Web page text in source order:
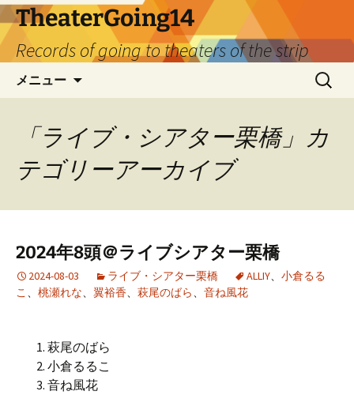
TheaterGoing14
Records of going to theaters of the strip
メニュー
ン
ツ
へ
プ
検
索:
「ライブ・シアター栗橋」カ
テゴリーアーカイブ
2024年8頭＠ライブシアター栗橋
2024-08-03 ライブ・シアター栗橋 ALLIY、 小倉るる
こ 、 桃瀬れな、 翼裕香、 萩尾のばら、 音ね風花
萩尾のばら
小倉るるこ
音ね風花